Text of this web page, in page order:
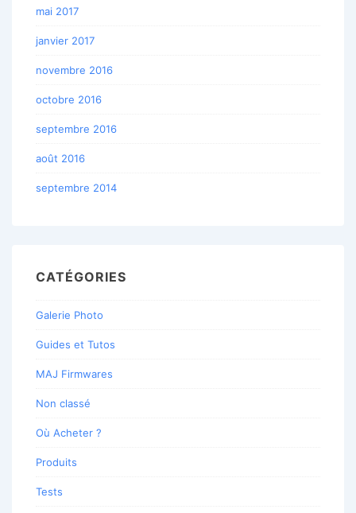
mai 2017
janvier 2017
novembre 2016
octobre 2016
septembre 2016
août 2016
septembre 2014
CATÉGORIES
Galerie Photo
Guides et Tutos
MAJ Firmwares
Non classé
Où Acheter ?
Produits
Tests